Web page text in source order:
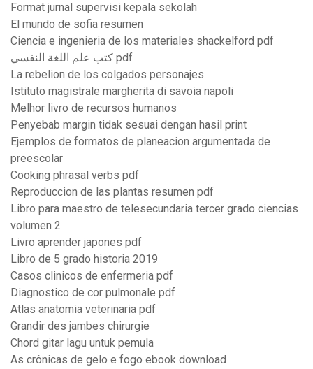
Format jurnal supervisi kepala sekolah
El mundo de sofia resumen
Ciencia e ingenieria de los materiales shackelford pdf
كتب علم اللغة النفسي pdf
La rebelion de los colgados personajes
Istituto magistrale margherita di savoia napoli
Melhor livro de recursos humanos
Penyebab margin tidak sesuai dengan hasil print
Ejemplos de formatos de planeacion argumentada de
preescolar
Cooking phrasal verbs pdf
Reproduccion de las plantas resumen pdf
Libro para maestro de telesecundaria tercer grado ciencias
volumen 2
Livro aprender japones pdf
Libro de 5 grado historia 2019
Casos clinicos de enfermeria pdf
Diagnostico de cor pulmonale pdf
Atlas anatomia veterinaria pdf
Grandir des jambes chirurgie
Chord gitar lagu untuk pemula
As crônicas de gelo e fogo ebook download